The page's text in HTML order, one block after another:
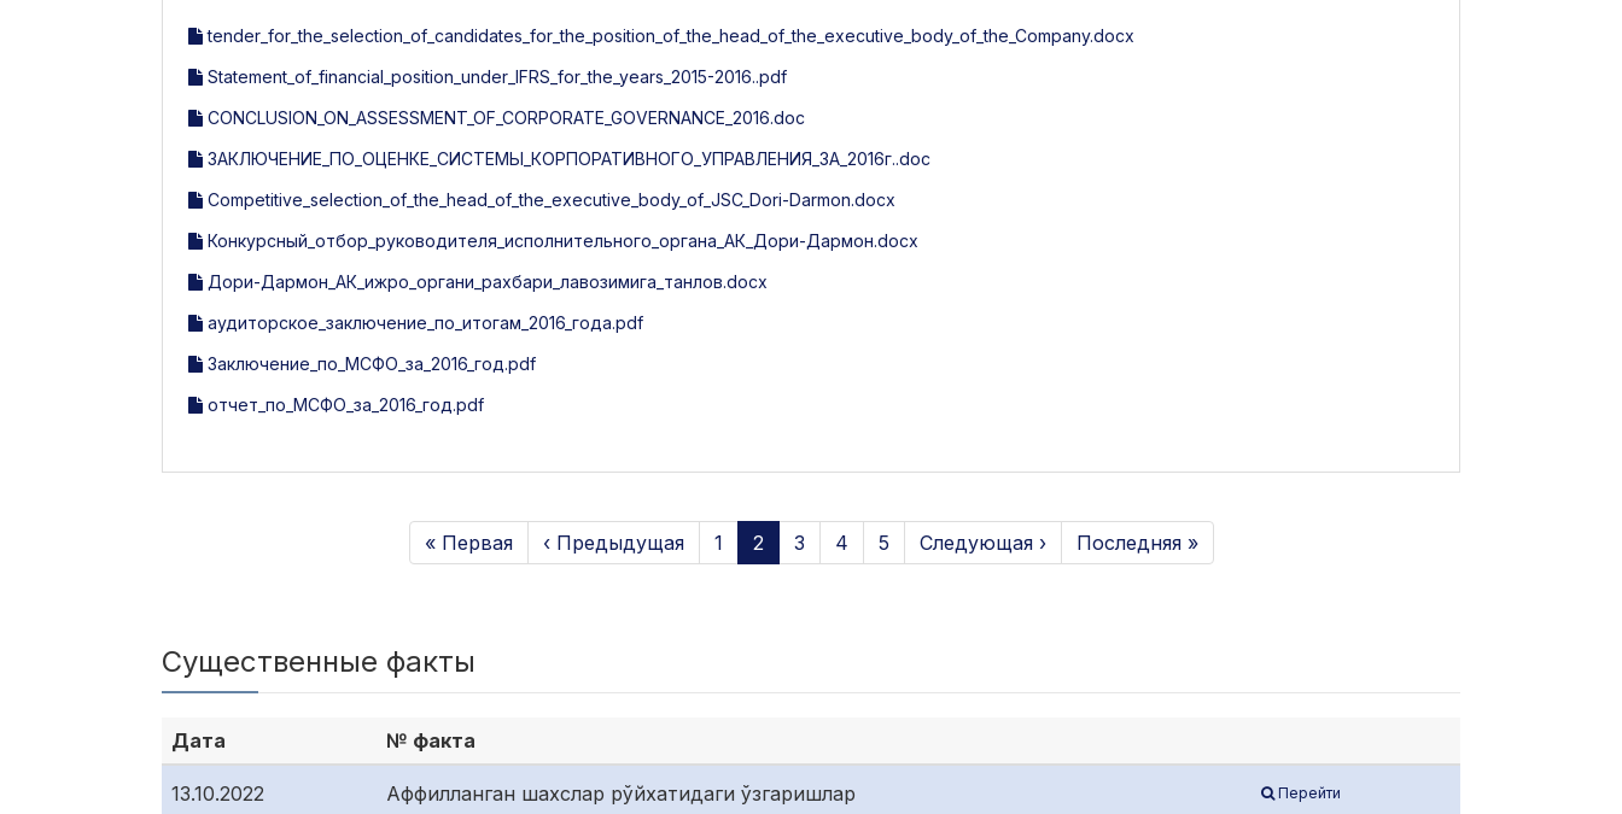
tender_for_the_selection_of_candidates_for_the_position_of_the_head_of_the_executive_body_of_the_Company.docx
Statement_of_financial_position_under_IFRS_for_the_years_2015-2016..pdf
CONCLUSION_ON_ASSESSMENT_OF_CORPORATE_GOVERNANCE_2016.doc
ЗАКЛЮЧЕНИЕ_ПО_ОЦЕНКЕ_СИСТЕМЫ_КОРПОРАТИВНОГО_УПРАВЛЕНИЯ_ЗА_2016г..doc
Competitive_selection_of_the_head_of_the_executive_body_of_JSC_Dori-Darmon.docx
Конкурсный_отбор_руководителя_исполнительного_органа_АК_Дори-Дармон.docx
Дори-Дармон_АК_ижро_органи_рахбари_лавозимига_танлов.docx
аудиторское_заключение_по_итогам_2016_года.pdf
Заключение_по_МСФО_за_2016_год.pdf
отчет_по_МСФО_за_2016_год.pdf
« Первая ‹ Предыдущая 1 2 3 4 5 Следующая › Последняя »
Существенные факты
Дата № факта
13.10.2022 Аффилланган шахслар рўйхатидаги ўзгаришлар Перейти